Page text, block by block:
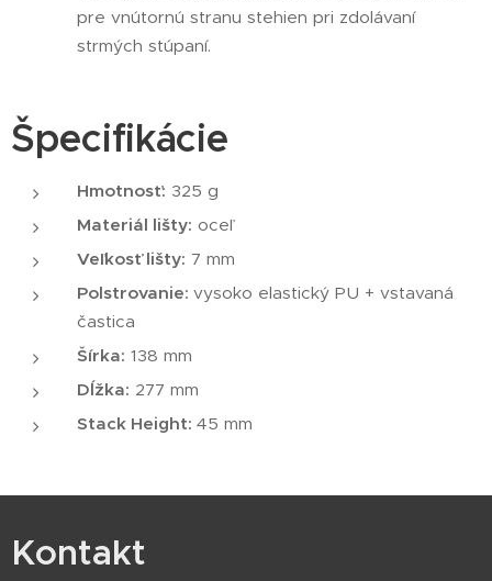
pre vnútornú stranu stehien pri zdolávaní
strmých stúpaní.
Špecifikácie
Hmotnosť: 325 g
Materiál lišty: oceľ
Veľkosť lišty: 7 mm
Polstrovanie: vysoko elastický PU + vstavaná
častica
Šírka: 138 mm
Dĺžka: 277 mm
Stack Height: 45 mm
Kontakt